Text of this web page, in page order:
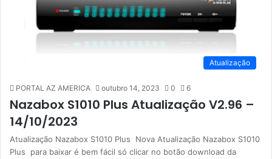
Atualização
PORTAL AZ AMERICA outubro 14, 2023 0 6
Nazabox S1010 Plus Atualização V2.96 –
14/10/2023
Atualização Nazabox S1010 Plus Nova Atualização Nazabox S1010
Plus para baixar é bem fácil só clicar no botão download da